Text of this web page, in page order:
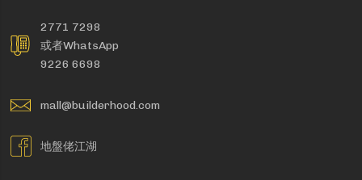
2771 7298
或者WhatsApp
9226 6698
mall@builderhood.com
地盤佬江湖